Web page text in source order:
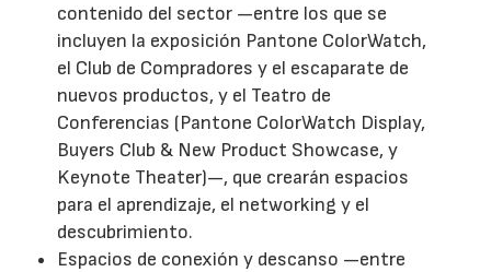
contenido del sector —entre los que se
incluyen la exposición Pantone ColorWatch,
el Club de Compradores y el escaparate de
nuevos productos, y el Teatro de
Conferencias (Pantone ColorWatch Display,
Buyers Club & New Product Showcase, y
Keynote Theater)—, que crearán espacios
para el aprendizaje, el networking y el
descubrimiento.
Espacios de conexión y descanso —entre